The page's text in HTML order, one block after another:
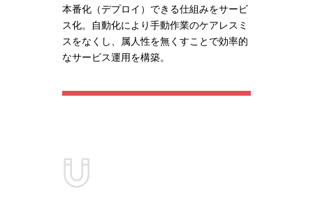
本番化（デプロイ）できる仕組みをサービ
ス化。自動化により手動作業のケアレスミ
スをなくし、属人性を無くすことで効率的
なサービス運用を構築。